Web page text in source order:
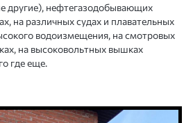
другие), нефтегазодобывающих
на различных судах и плавательных
водоизмещения, на смотровых
на высоковольтных вышках
где еще.